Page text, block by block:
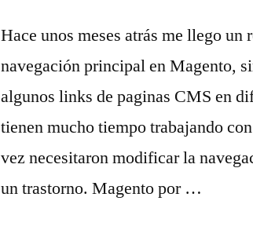
Hace unos meses atrás me llego
navegación principal en Magento,
algunos links de paginas CMS en
tienen mucho tiempo trabajando
vez necesitaron modificar la
un trastorno. Magento por …